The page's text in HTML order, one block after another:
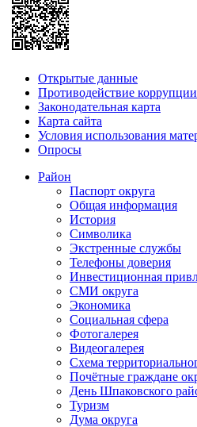
Открытые данные
Противодействие коррупции
Законодательная карта
Карта сайта
Условия использования
Опросы
Район
Паспорт округа
Общая информация
История
Символика
Экстренные службы
Телефоны доверия
Инвестиционная
СМИ округа
Экономика
Социальная сфера
Фотогалерея
Видеогалерея
Схема
Почётные граждане
День Шпаковского
Туризм
Дума округа